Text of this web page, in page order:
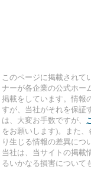
このページに掲載されて
ナーが各企業の公式ホー
掲載をしています。情報
すが、当社がそれを保証
は、大変お手数ですが、
をお願いします)。また
り生じる情報の差異につ
当社は、当サイトの掲載
るいかなる損害について